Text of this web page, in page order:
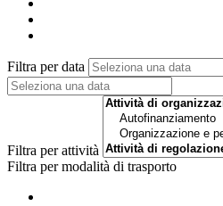
Filtra per data
Filtra per attività
Filtra per modalità di trasporto